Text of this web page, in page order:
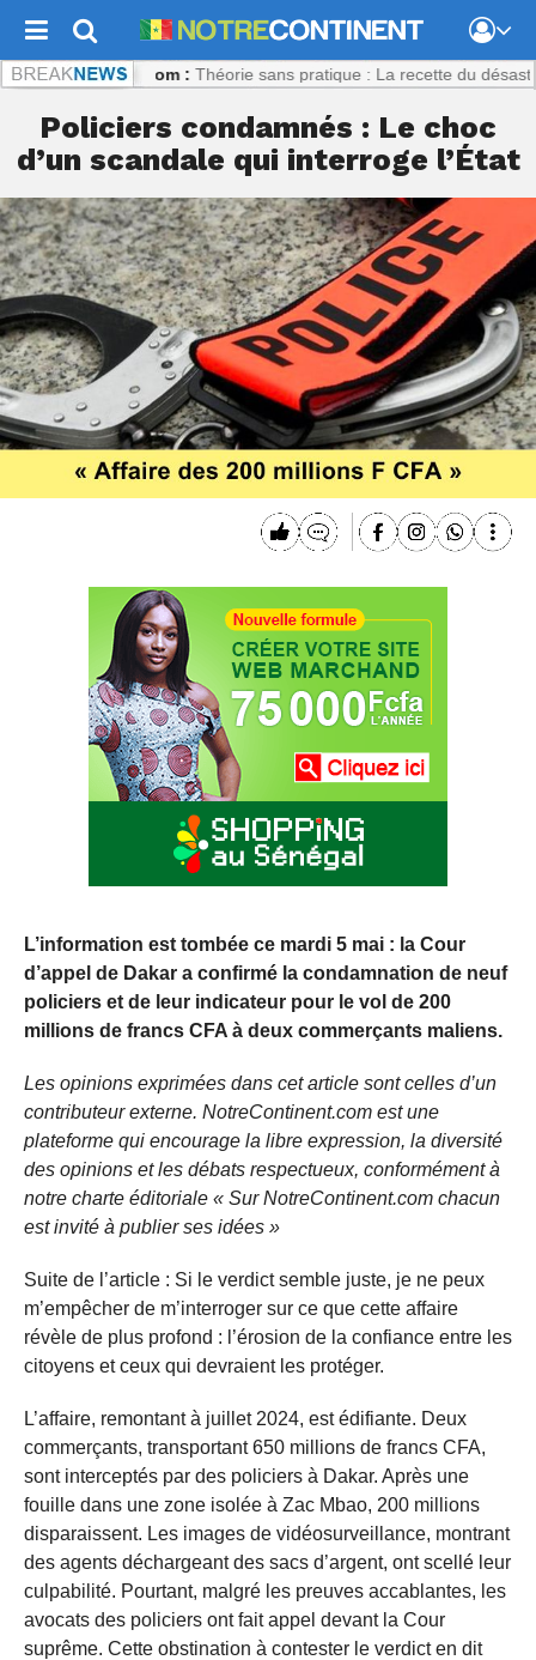
: Théorie sans pratique : La recette du désastre
Policiers condamnés : Le choc
d’un scandale qui interroge l’État
L’information est tombée ce mardi 5 mai : la Cour
d’appel de Dakar a confirmé la condamnation de neuf
policiers et de leur indicateur pour le vol de 200
millions de francs CFA à deux commerçants maliens.
Les opinions exprimées dans cet article sont celles d’un
contributeur externe. NotreContinent.com est une
plateforme qui encourage la libre expression, la diversité
des opinions et les débats respectueux, conformément à
notre charte éditoriale « Sur NotreContinent.com chacun
est invité à publier ses idées »
Suite de l’article : Si le verdict semble juste, je ne peux
m’empêcher de m’interroger sur ce que cette affaire
révèle de plus profond : l’érosion de la confiance entre les
citoyens et ceux qui devraient les protéger.
L’affaire, remontant à juillet 2024, est édifiante. Deux
commerçants, transportant 650 millions de francs CFA,
sont interceptés par des policiers à Dakar. Après une
fouille dans une zone isolée à Zac Mbao, 200 millions
disparaissent. Les images de vidéosurveillance, montrant
des agents déchargeant des sacs d’argent, ont scellé leur
culpabilité. Pourtant, malgré les preuves accablantes, les
avocats des policiers ont fait appel devant la Cour
suprême. Cette obstination à contester le verdict en dit